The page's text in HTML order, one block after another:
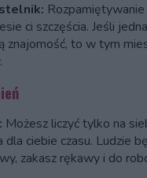
ci szczęścia. Jeśli
znajomość, to w tym
Możesz liczyć tylko na
dla ciebie czasu. Ludzie
zakasz rękawy i do